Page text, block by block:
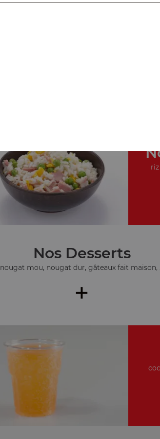
Nos Desserts
nougat mou, nougat dur, gâteaux fait maison,
+